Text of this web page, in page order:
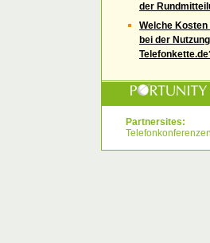
der
Welche
bei der
Partnersites: